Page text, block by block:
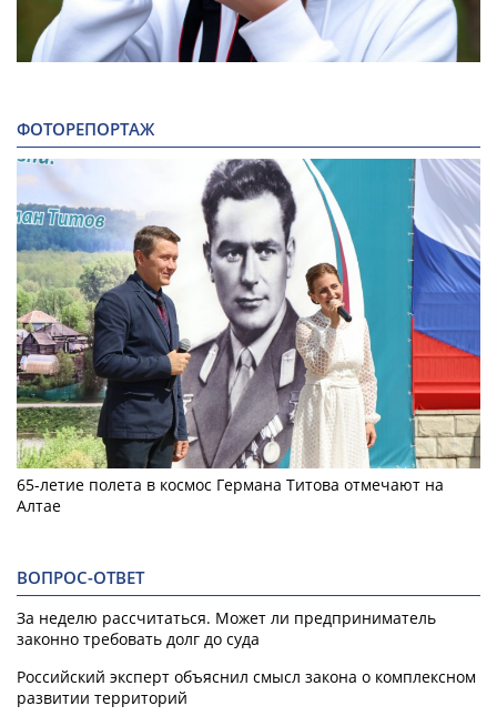
ФОТОРЕПОРТАЖ
65-летие полета в космос Германа Титова отмечают на
Алтае
ВОПРОС-ОТВЕТ
За неделю рассчитаться. Может ли предприниматель
законно требовать долг до суда
Российский эксперт объяснил смысл закона о комплексном
развитии территорий